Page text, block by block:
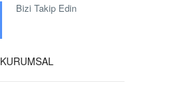
Bizi Takip Edin
KURUMSAL